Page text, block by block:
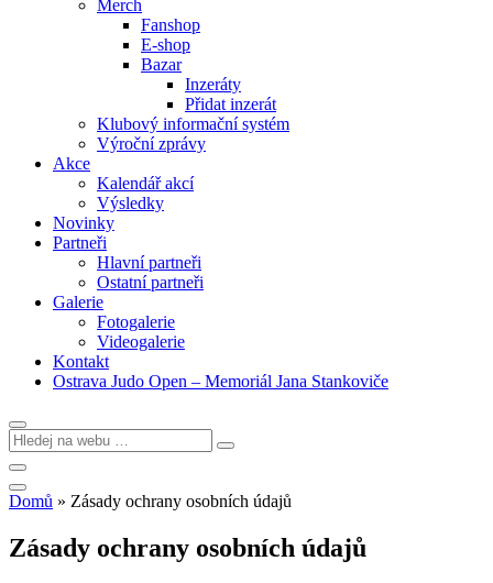
Merch
Fanshop
E-shop
Bazar
Inzeráty
Přidat inzerát
Klubový informační systém
Výroční zprávy
Akce
Kalendář akcí
Výsledky
Novinky
Partneři
Hlavní partneři
Ostatní partneři
Galerie
Fotogalerie
Videogalerie
Kontakt
Ostrava Judo Open – Memoriál Jana Stankoviče
Domů » Zásady ochrany osobních údajů
Zásady ochrany osobních údajů